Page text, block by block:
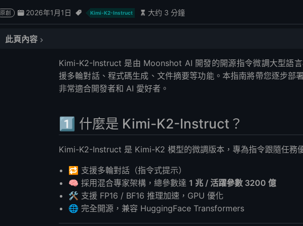
原創 2026年1月1日 Kimi-K2-Instruct 大约 3 分鐘
此頁內容
3️⃣ 部署建議與硬體需求
5️⃣ 推薦：LightNode GPU VPS 💡
🔐 使用 Kimi AI 安全嗎？
🧠 什麼是 Kimi K2？
Kimi-K2-Instruct 是由 Moonshot AI 開發的開源指令微調大型語
援多輪對話、程式碼生成、文件摘要等功能。本指南將帶您逐步部
非常適合開發者和 AI 愛好者。
1️⃣ 什麼是 Kimi-K2-Instruct？
Kimi-K2-Instruct 是 Kimi-K2 模型的微調版本，專為指令跟隨任務
🔁 支援多輪對話（指令式提示）
🧠 採用混合專家架構，總參數達 1 兆 / 活躍參數 3200 億
🛠️ 支援 FP16 / BF16 推理加速，GPU 優化
🌐 完全開源，兼容 HuggingFace Transformers